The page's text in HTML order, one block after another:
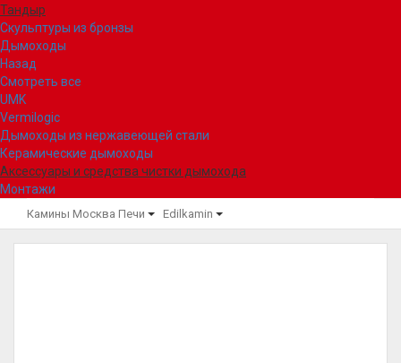
Тандыр
Скульптуры из бронзы
Дымоходы
Назад
Смотреть все
UMK
Vermilogic
Дымоходы из нержавеющей стали
Керамические дымоходы
Аксессуары и средства чистки дымохода
Монтажи
Камины Москва Печи Edilkamin